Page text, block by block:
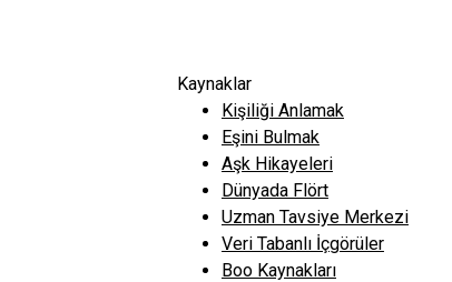
Kaynaklar
Kişiliği Anlamak
Eşini Bulmak
Aşk Hikayeleri
Dünyada Flört
Uzman Tavsiye Merkezi
Veri Tabanlı İçgörüler
Boo Kaynakları